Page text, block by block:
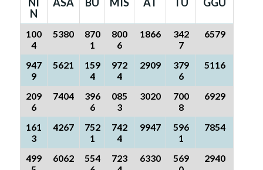
N
100
4
5380
870
1
800
6
1866
342
7
6579
947
9
5621
159
4
972
4
2909
379
6
5116
209
6
7404
396
6
085
3
3020
700
8
6929
161
3
4267
752
1
742
4
9947
596
1
7854
499
6062
554
723
6330
569
2940